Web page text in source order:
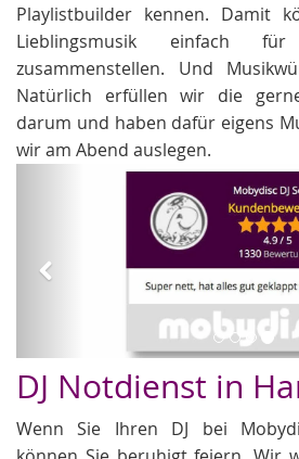
Playlistbuilder kennen. Damit
Lieblingsmusik einfach
zusammenstellen. Und
Natürlich erfüllen wir die
darum und haben dafür eigens
wir am Abend auslegen.
Hochzeit
DJ Notdienst in
Wenn Sie Ihren DJ bei